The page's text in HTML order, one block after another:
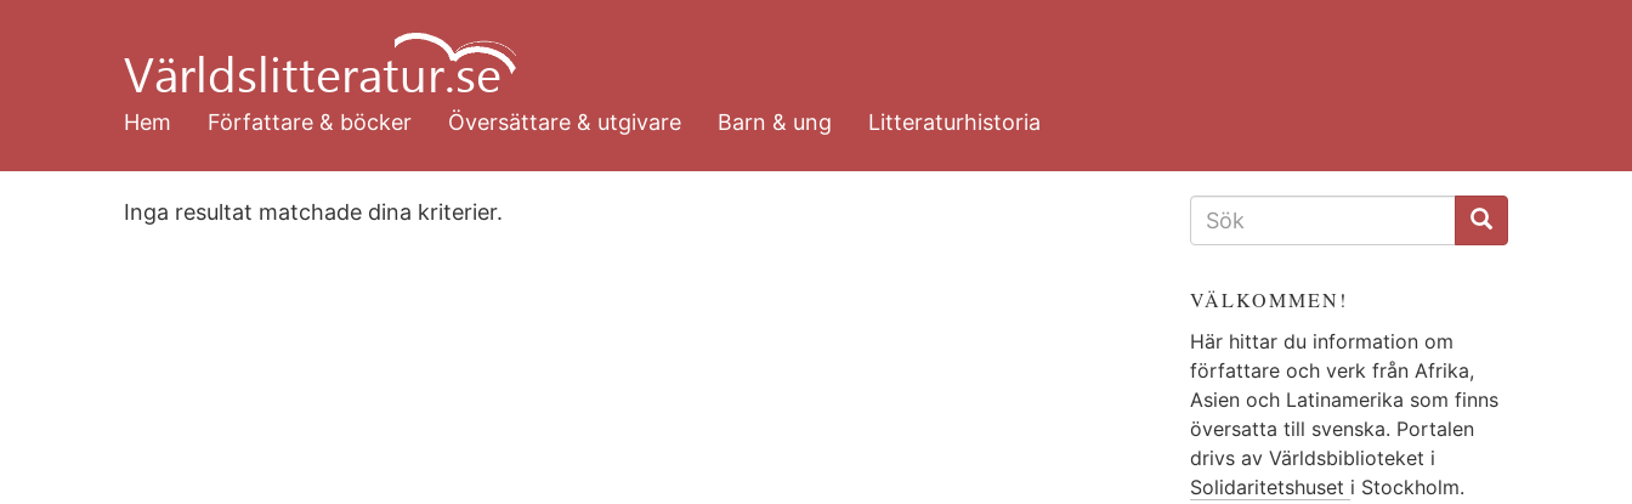
huvudinnehåll
Hem
Författare & böcker Översättare & utgivare Barn & ung Litteraturhistoria
Inga resultat matchade dina kriterier. SÖKFORMULÄR
VÄLKOMMEN!
Här hittar du information om
författare och verk från Afrika,
Asien och Latinamerika som finns
översatta till svenska. Portalen
drivs av Världsbiblioteket i
Solidaritetshuset i Stockholm.